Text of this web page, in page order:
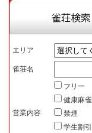
エリア
雀荘名
営業内容
フリー
健康麻雀
禁煙
学生割引